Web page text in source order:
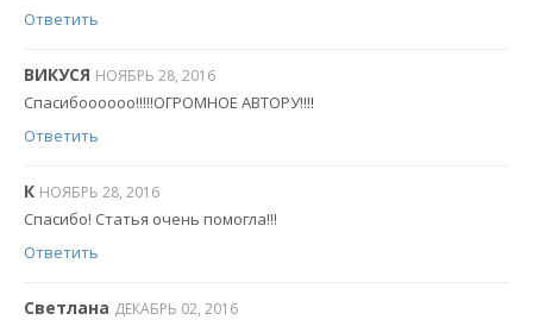
Ответить
ВИКУСЯ НОЯБРЬ 28, 2016
Спасибоооооо!!!!!ОГРОМНОЕ АВТОРУ!!!!
Ответить
К НОЯБРЬ 28, 2016
Спасибо! Статья очень помогла!!!
Ответить
Светлана ДЕКАБРЬ 02, 2016